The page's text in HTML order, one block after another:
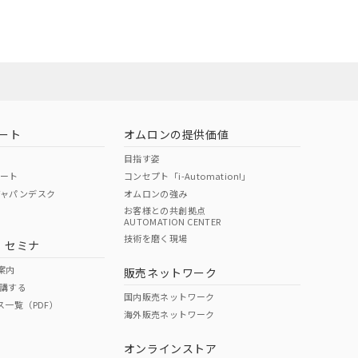
O O
ページへ
ください
ト
ト
パンデスク
セミナ
内
する
覧（PDF）
オムロンの提供価値
目指す姿
コンセプト「i-Automation!」
オムロンの強み
お客様との共創拠点
AUTOMATION CENTER
技術を磨く現場
販売ネットワーク
国内販売ネットワーク
海外販売ネットワーク
オンラインストア